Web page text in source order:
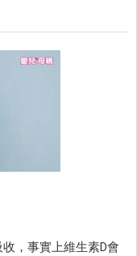
，事實上維生素D會